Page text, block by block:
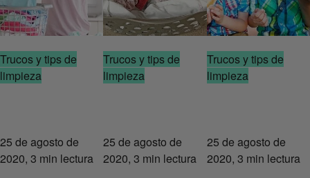
Trucos y tips de
limpieza
25 de agosto de
2020, 3 min lectura
Trucos y tips de
limpieza
25 de agosto de
2020, 3 min lectura
Trucos y tips de
limpieza
25 de agosto de
2020, 3 min lectura